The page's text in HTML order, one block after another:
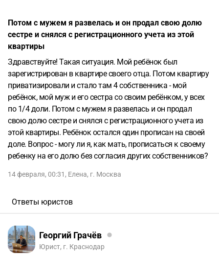
Потом с мужем я развелась и он продал свою долю
сестре и снялся с регистрационного учета из этой
квартиры
Здравствуйте! Такая ситуация. Мой ребёнок был
зарегистрирован в квартире своего отца. Потом квартиру
приватизировали и стало там 4 собственника - мой
ребёнок, мой муж и его сестра со своим ребёнком, у всех
по 1/4 доли. Потом с мужем я развелась и он продал
свою долю сестре и снялся с регистрационного учета из
этой квартиры. Ребёнок остался один прописан на своей
доле. Вопрос - могу ли я, как мать, прописаться к своему
ребенку на его долю без согласия других собственников?
14 февраля, 00:31 , Елена, г. Москва
Ответы юристов
Георгий Грачёв
Юрист, г. Краснодар